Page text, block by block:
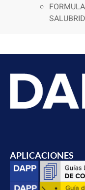
APLICACIONES